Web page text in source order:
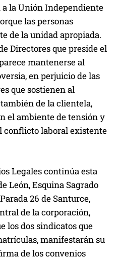
la Unión Independiente
las personas
de la unidad apropiada.
Directores que preside el
mantenerse al
en perjuicio de las
que sostienen al
de la clientela,
el ambiente de tensión y
conflicto laboral existente
Legales continúa esta
León, Esquina Sagrado
26 de Santurce,
de la corporación,
los dos sindicatos que
manifestarán su
de los convenios